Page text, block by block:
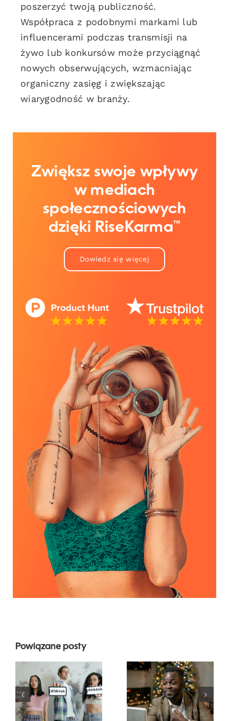
poszerzyć twoją publiczność.
Współpraca z podobnymi markami lub
influencerami podczas transmisji na
żywo lub konkursów może przyciągnąć
nowych obserwujących, wzmacniając
organiczny zasięg i zwiększając
wiarygodność w branży.
Zwiększ swoje wpływy
w mediach
społecznościowych
dzięki RiseKarma™
Dowiedz się więcej
Powiązane posty
Najlepsze
aplikacje do
edytowania
wideo do
Jak ukryć
obserwujących
na LinkedIn,
aby